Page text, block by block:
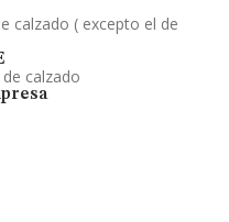
calzado ( excepto el de
calzado